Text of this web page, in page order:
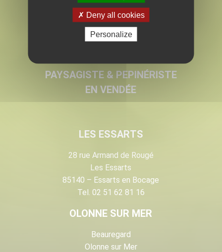
PAYSAGISTE & PEPINÉRISTE
EN VENDÉE
LES ESSARTS
28 rue Armand de Rougé
Les Essarts
85140 – Essarts en Bocage
Tel. 02 51 62 81 16
OLONNE SUR MER
Beauregard
Olonne sur Mer
Deny all cookies
Personalize